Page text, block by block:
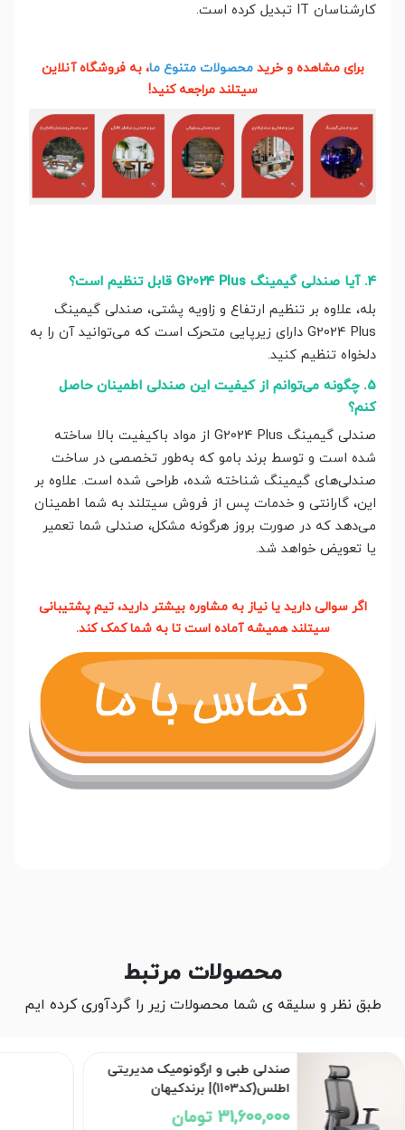
کارشناسان IT تبدیل کرده است.
برای مشاهده و خرید محصولات متنوع ما، به فروشگاه آنلاین
سیتلند مراجعه کنید!
4. آیا صندلی گیمینگ G2024 Plus قابل تنظیم است؟
بله، علاوه بر تنظیم ارتفاع و زاویه پشتی، صندلی گیمینگ
G2024 Plus دارای زیرپایی متحرک است که می‌توانید آن را به
دلخواه تنظیم کنید.
5. چگونه می‌توانم از کیفیت این صندلی اطمینان حاصل
کنم؟
صندلی گیمینگ G2024 Plus از مواد باکیفیت بالا ساخته
شده است و توسط برند بامو که به‌طور تخصصی در ساخت
صندلی‌های گیمینگ شناخته شده، طراحی شده است. علاوه بر
این، گارانتی و خدمات پس از فروش سیتلند به شما اطمینان
می‌دهد که در صورت بروز هرگونه مشکل، صندلی شما تعمیر
یا تعویض خواهد شد.
اگر سوالی دارید یا نیاز به مشاوره بیشتر دارید، تیم پشتیبانی
سیتلند همیشه آماده است تا به شما کمک کند.
محصولات مرتبط
طبق نظر و سلیقه ی شما محصولات زیر را گردآوری کرده ایم
صندلی طبی و ارگونومیک مدیریتی
اطلس(کد1103)| برندکیهان
31,600,000 تومان